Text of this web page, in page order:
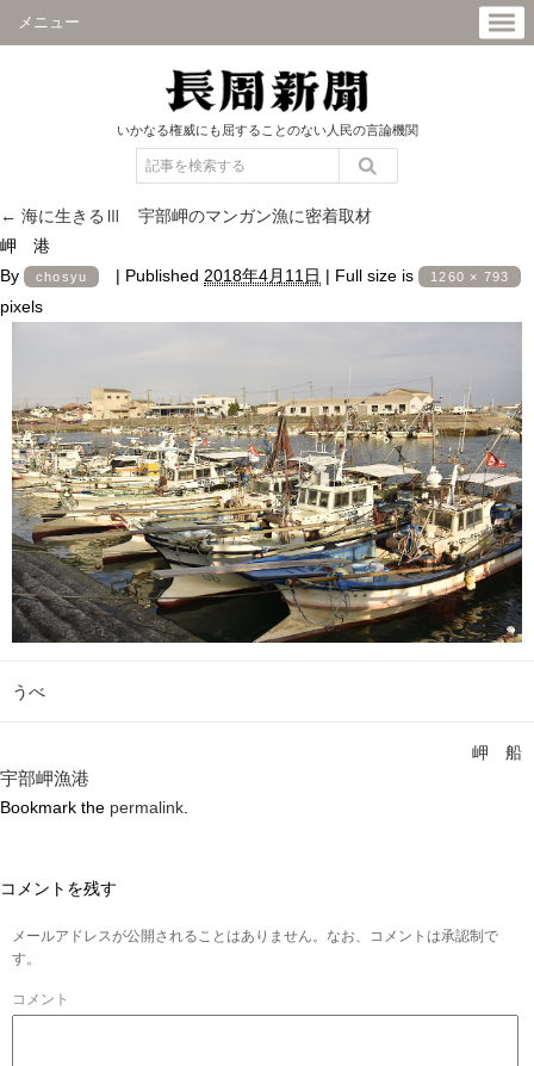
メニュー
いかなる権威にも屈することのない人民の言論機関
← 海に生きるⅢ 宇部岬のマンガン漁に密着取材
岬 港
By
chosyu | Published 2018年4月11日 | Full size is 1260 × 793
pixels
うべ
岬 船
宇部岬漁港
Bookmark the permalink
コメントを残す
メールアドレスが公開されることはありません。なお、コメントは承認制で
す。
コメント